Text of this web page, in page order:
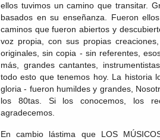
ellos tuvimos un camino que transitar.
basados en su enseñanza. Fueron
caminos que fueron abiertos y
voz propia, con sus propias
originales, sin copia - sin referentes,
más, grandes cantantes,
todo esto que tenemos hoy. La historia
gloria - fueron humildes y grandes,
los 80tas. Si los conocemos, los
agradecemos.
En cambio lástima que LOS